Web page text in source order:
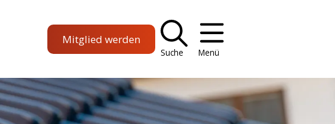
Mitglied werden
Suche Menü